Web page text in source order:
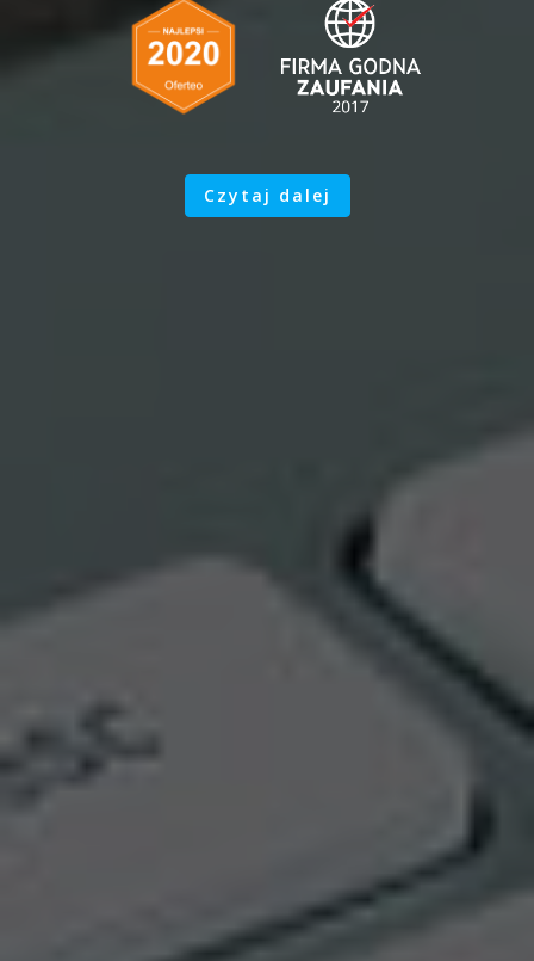
Czytaj dalej